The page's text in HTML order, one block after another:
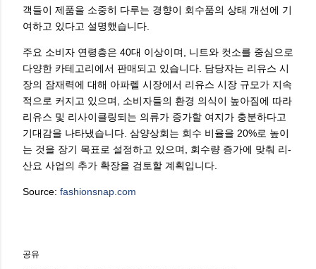
객들이 제품을 소중히 다루는 경향이 회수품의 상태 개선에 기
여하고 있다고 설명했습니다.
주요 소비자 연령층은 40대 이상이며, 니트와 컷소를 중심으로
다양한 카테고리에서 판매되고 있습니다. 담당자는 리유스 시
장의 잠재력에 대해 아파렐 시장에서 리유스 시장 규모가 지속
적으로 커지고 있으며, 소비자들의 환경 의식이 높아짐에 따라
리유스 및 리사이클링되는 의류가 증가할 여지가 충분하다고
기대감을 나타냈습니다. 삼양상회는 회수 비율을 20%로 높이
는 것을 장기 목표로 설정하고 있으며, 회수량 증가에 맞춰 리-
산요 사업의 추가 확장을 검토할 계획입니다.
Source: fashionsnap.com
공유